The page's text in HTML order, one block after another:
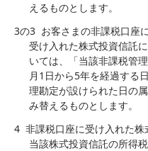
えるものとします。
3の3 お客さまの非課税口座
受け入れた株式投資信託
いては、「当該非課税管
月1日から5年を経過する
理勘定が設けられた日の
み替えるものとします。
4 非課税口座に受け入れた
当該株式投資信託の所得